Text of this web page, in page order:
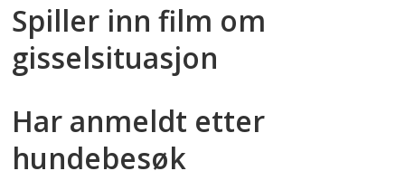
Spiller inn film om
gisselsituasjon
Har anmeldt etter
hundebesøk